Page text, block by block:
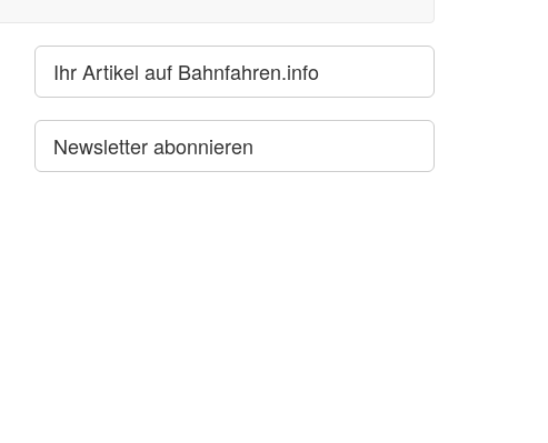
Ihr Artikel auf Bahnfahren.info
Newsletter abonnieren